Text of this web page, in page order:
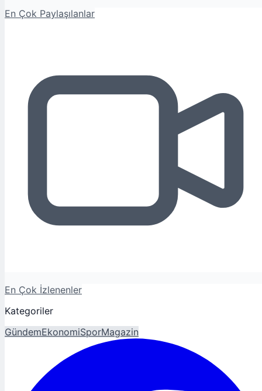
En Çok Paylaşılanlar
En Çok İzlenenler
Kategoriler
GündemEkonomiSporMagazin